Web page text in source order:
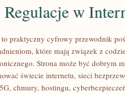
w
praktyczny cyfrowy przewodnik
które mają związek z
Strona może być dobrym
świecie internetu, sieci
chmury, hostingu,